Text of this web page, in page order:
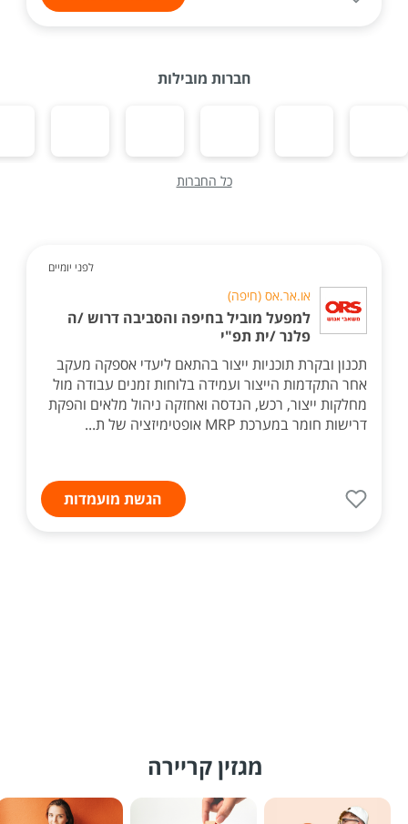
חברות מובילות
כל החברות
לפני יומיים
או.אר.אס (חיפה)
למפעל מוביל בחיפה והסביבה דרוש /ה
פלנר /ית תפ"י
תכנון ובקרת תוכניות ייצור בהתאם ליעדי אספקה מעקב
אחר התקדמות הייצור ועמידה בלוחות זמנים עבודה מול
מחלקות ייצור, רכש, הנדסה ואחזקה ניהול מלאים והפקת
דרישות חומר במערכת MRP אופטימיזציה של ת...
הגשת מועמדות
מגזין קריירה